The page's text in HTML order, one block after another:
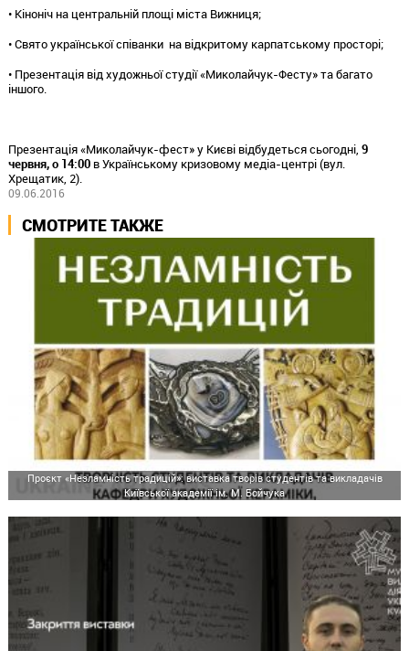
• Кіноніч на центральній площі міста Вижниця;
• Свято української співанки на відкритому карпатському просторі;
• Презентація від художньої студії «Миколайчук-Фесту» та багато
іншого.
Презентація «Миколайчук-фест» у Києві відбудеться сьогодні, 9
червня, о 14:00в Українському кризовому медіа-центрі (вул.
Хрещатик, 2).
09.06.2016
СМОТРИТЕ ТАКЖЕ
Проєкт «Незламність традицій»: виставка творів студентів та викладачів
Київської академії ім. М. Бойчука